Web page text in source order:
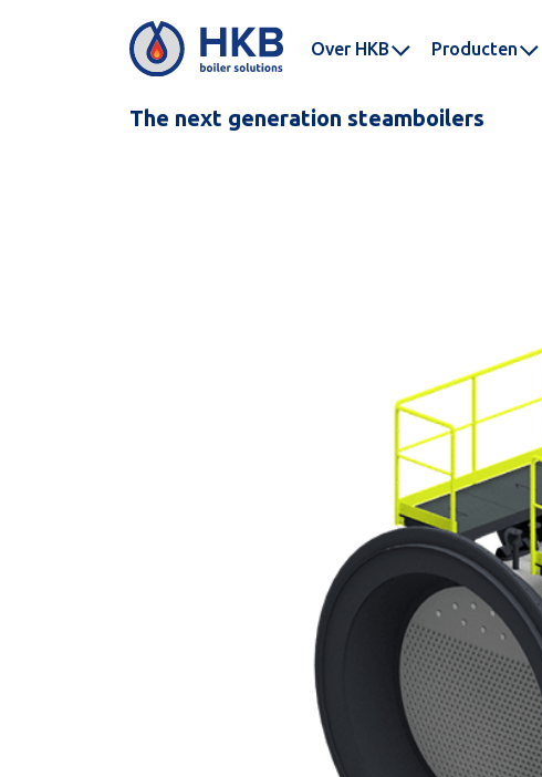
Over HKB Producten
The next generation steamboilers